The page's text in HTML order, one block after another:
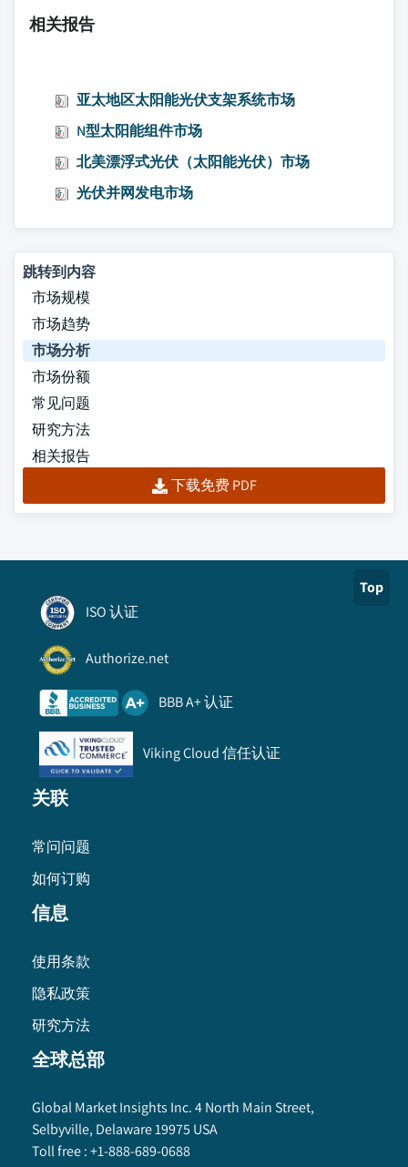
相关报告
亚太地区太阳能光伏支架系统市场
N型太阳能组件市场
北美漂浮式光伏（太阳能光伏）市场
光伏并网发电市场
跳转到内容
市场规模
市场趋势
市场分析
市场份额
常见问题
研究方法
相关报告
下载免费 PDF
Top
ISO 认证
Authorize.net
BBB A+ 认证
Viking Cloud 信任认证
关联
常问问题
如何订购
信息
使用条款
隐私政策
研究方法
全球总部
Global Market Insights Inc. 4 North Main Street,
Selbyville, Delaware 19975 USA
Toll free :+1-888-689-0688